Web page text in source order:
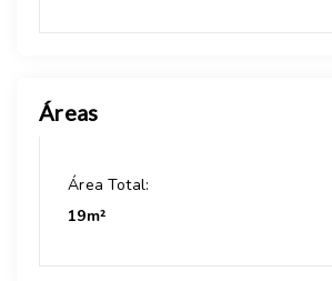
Áreas
Área Total:
19m²